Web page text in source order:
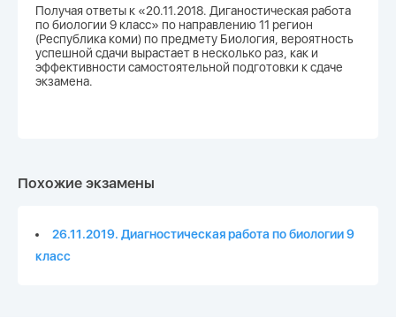
Получая ответы к «20.11.2018. Диганостическая работа
по биологии 9 класс» по направлению 11 регион
(Республика коми) по предмету Биология, вероятность
успешной сдачи вырастает в несколько раз, как и
эффективности самостоятельной подготовки к сдаче
экзамена.
Похожие экзамены
26.11.2019. Диагностическая работа по биологии 9
класс